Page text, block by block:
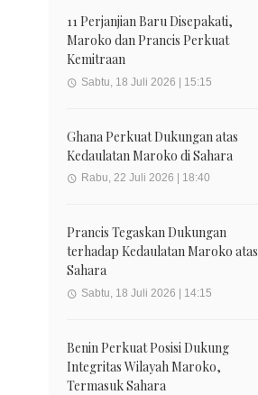
11 Perjanjian Baru Disepakati,
Maroko dan Prancis Perkuat
Kemitraan
Sabtu, 18 Juli 2026 | 15:15
Ghana Perkuat Dukungan atas
Kedaulatan Maroko di Sahara
Rabu, 22 Juli 2026 | 18:40
Prancis Tegaskan Dukungan
terhadap Kedaulatan Maroko atas
Sahara
Sabtu, 18 Juli 2026 | 14:15
Benin Perkuat Posisi Dukung
Integritas Wilayah Maroko,
Termasuk Sahara